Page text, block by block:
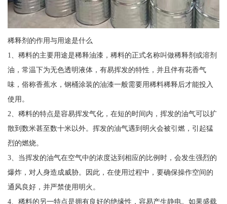
稀释剂的作用与用途是什么
1、稀料的主要用途是稀释油漆，稀料的正式名称叫做稀释剂或溶剂
油，常温下为无色透明液体，有易挥发的特性，并且伴有花香气
味，俗称香蕉水，钢桶涂装的油漆一般需要用稀料稀释后才能投入
使用。
2、稀料的特点是容易挥发气化，在短的时间内，挥发的油气可以扩
散到数米甚至数十米以外。挥发的油气遇到明火会被引燃，引起猛
烈的燃烧。
3、当挥发的油气在空气中的浓度达到相应的比例时，会发生强烈的
爆炸，对人身造成威胁。因此，在使用过程中，要确保操作空间的
通风良好，并严禁使用明火。
4、稀料的另一特点是拥有良好的绝缘性，容易产生静电。如果盛载